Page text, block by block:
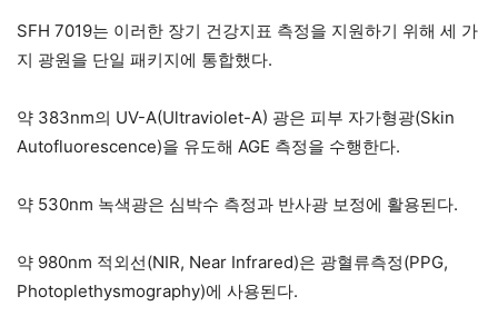
SFH 7019는 이러한 장기 건강지표 측정을 지원하기 위해 세 가
지 광원을 단일 패키지에 통합했다.
약 383nm의 UV-A(Ultraviolet-A) 광은 피부 자가형광(Skin
Autofluorescence)을 유도해 AGE 측정을 수행한다.
약 530nm 녹색광은 심박수 측정과 반사광 보정에 활용된다.
약 980nm 적외선(NIR, Near Infrared)은 광혈류측정(PPG,
Photoplethysmography)에 사용된다.